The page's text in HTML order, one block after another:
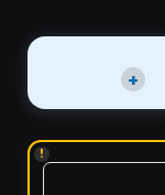
+
!